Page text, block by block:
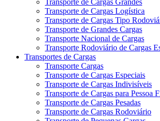
Transporte de Cargas Grandes
Transporte de Cargas Logística
Transporte de Cargas Tipo
Transporte de Grandes Cargas
Transporte Nacional de Cargas
Transporte Rodoviário de Cargas
Transportes de Cargas
Transporte Cargas
Transporte de Cargas Especiais
Transporte de Cargas Indivisíveis
Transporte de Cargas para Pessoa
Transporte de Cargas Pesadas
Transporte de Cargas Rodoviário